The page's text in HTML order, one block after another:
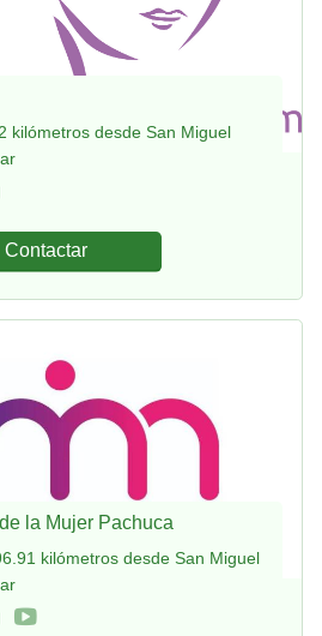
kilómetros desde San Miguel
Contactar
la Mujer Pachuca
kilómetros desde San Miguel